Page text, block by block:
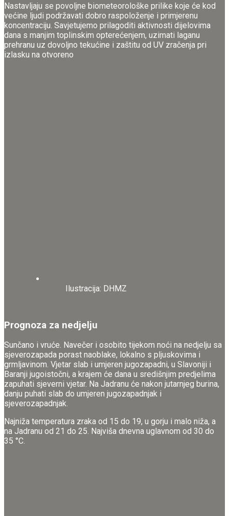
Nastavljaju se povoljne biometeorološke prilike koje će kod
većine ljudi podržavati dobro raspoloženje i primjerenu
koncentraciju. Savjetujemo prilagoditi aktivnosti dijelovima
dana s manjim toplinskim opterećenjem, uzimati laganu
prehranu uz dovoljno tekućine i zaštitu od UV zračenja pri
izlasku na otvoreno
Ilustracija: DHMZ
Prognoza za nedjelju
Sunčano i vruće. Navečer i osobito tijekom noći na nedjelju sa
sjeverozapada porast naoblake, lokalno s pljuskovima i
grmljavinom. Vjetar slab i umjeren jugozapadni, u Slavoniji i
Baranji jugoistočni, a krajem će dana u središnjim predjelima
zapuhati sjeverni vjetar. Na Jadranu će nakon jutarnjeg burina,
danju puhati slab do umjeren jugozapadnjak i
sjeverozapadnjak.
Najniža temperatura zraka od 15 do 19, u gorju i malo niža, a
na Jadranu od 21 do 25. Najviša dnevna uglavnom od 30 do
35 °C.